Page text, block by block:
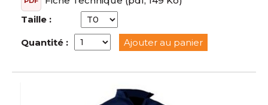
Taille :
Quantité : Ajouter au panier